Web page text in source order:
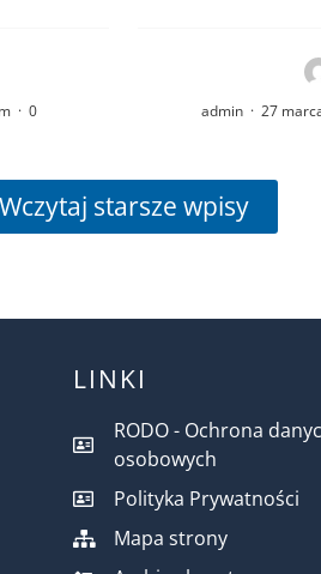
· 0 admin · 27
Wczytaj starsze wpisy
LINKI
RODO - Ochrona
osobowych
Polityka Prywatności
Mapa strony